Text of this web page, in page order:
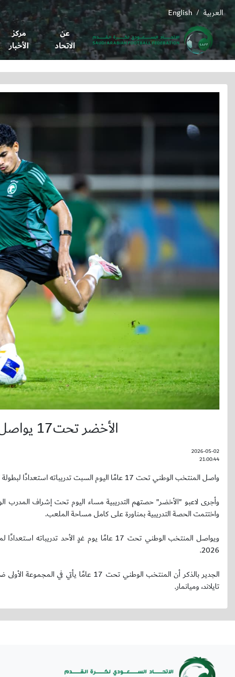
English / العربية
عن
الاتحاد
مركز
الأخبار
الأخضر تحت17 يواصل استعداده لكأس آسيا في جدة
2026-05-02
21:00:44
واصل المنتخب الوطني تحت 17 عامًا اليوم السبت تدريباته استعدادًا لبطولة كأس آسيا تحت 17 عامًا 2026، والمؤهلة لكأس العالم تحت 17 عامًا 2026.
وأجرى لاعبو "الأخضر" حصتهم التدريبية مساء اليوم تحت إشراف المدرب
واختتمت الحصة التدريبية بمناورة على كامل مساحة الملعب.
2026.
تايلاند، وميانمار.